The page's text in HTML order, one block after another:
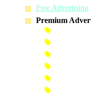
Free Advertising
Premium